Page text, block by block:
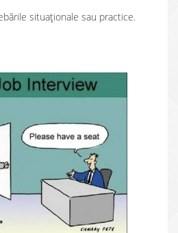
situaționale sau practice.